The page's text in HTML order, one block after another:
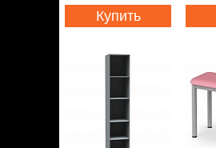
Купить